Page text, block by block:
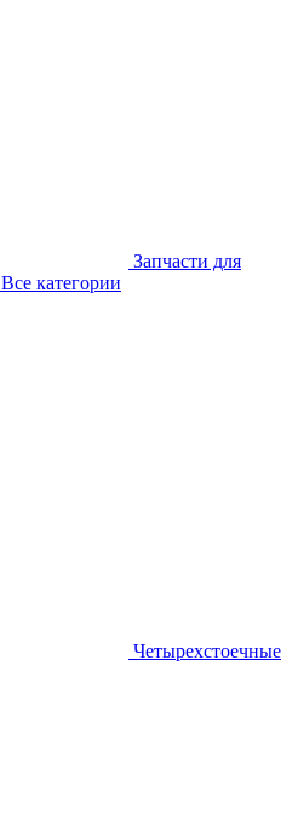
Запчасти для
Все категории
Четырехстоечные